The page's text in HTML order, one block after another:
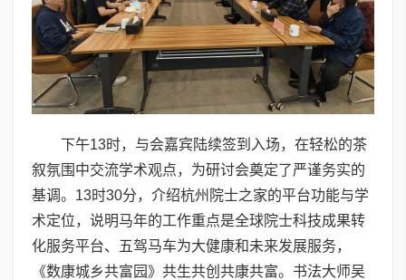
下午13时，与会嘉宾陆续签到入场，在轻松的茶
叙氛围中交流学术观点，为研讨会奠定了严谨务实的
基调。13时30分，介绍杭州院士之家的平台功能与学
术定位，说明马年的工作重点是全球院士科技成果转
化服务平台、五驾马车为大健康和未来发展服务，
《数康城乡共富园》共生共创共康共富。书法大师吴